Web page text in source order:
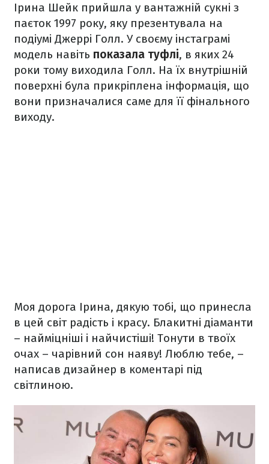
Ірина Шейк прийшла у вантажній сукні з
паєток 1997 року, яку презентувала на
подіумі Джеррі Голл. У своєму інстаграмі
модель навіть показала туфлі, в яких 24
роки тому виходила Голл. На їх внутрішній
поверхні була прикріплена інформація, що
вони призначалися саме для її фінального
виходу.
Моя дорога Ірина, дякую тобі, що принесла
в цей світ радість і красу. Блакитні діаманти
– найміцніші і найчистіші! Тонути в твоїх
очах – чарівний сон наяву! Люблю тебе, –
написав дизайнер в коментарі під
світлиною.